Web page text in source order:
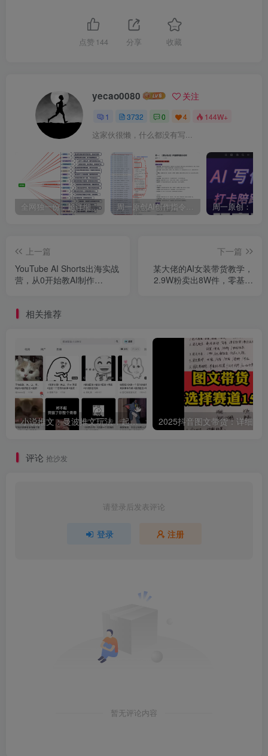
点赞 144 分享 收藏
yecao0080 关注
1 3732 0 4 144W+
这家伙很懒，什么都没有写...
全网独一份：超详细的40+个自媒体赛道领域解析手册，让你的内容创作不再局限！ 周一原创AI创作指令词：30+个领域赛道的创作提示词集合
上一篇
YouTube AI Shorts出海实战
营，从0开始教AI制作
下一篇
某大佬的AI女装带货教学，
2.9W粉卖出8W件，零基础
相关推荐
小说推文：曼波推文玩法，起号快，流量猛，一天收益1k+
评论 抢沙发
请登录后发表评论
登录 注册
暂无评论内容